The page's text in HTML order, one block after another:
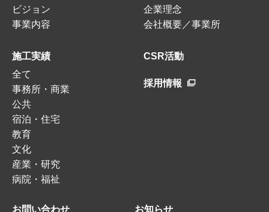
ビジョン
事業内容
企業理念
会社概要／事業所
施工実績
全て
事務所・商業
公共
宿泊・住宅
教育
文化
産業・研究
病院・福祉
CSR活動
採用情報
お問い合わせ お知らせ